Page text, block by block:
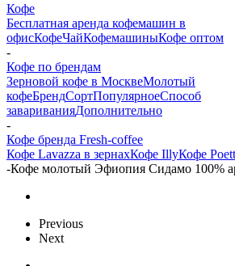
Кофе
Бесплатная аренда кофемашин в
офисКофеЧайКофемашиныКофе оптом
-
Кофе по брендам
Зерновой кофе в МосквеМолотый
кофеБрендСортПопулярноеСпособ
завариванияДополнительно
-
Кофе бренда Fresh-coffee
Кофе Lavazza в зернахКофе IllyКофе
-Кофе молотый Эфиопия Сидамо 100%
Previous
Next